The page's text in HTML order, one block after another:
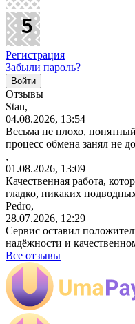
Регистрация
Забыли пароль?
Отзывы
Stan,
04.08.2026, 13:54
Весьма не плохо,
процесс обмена занял не
,
01.08.2026, 13:09
Качественная работа,
гладко, никаких
Pedro,
28.07.2026, 12:29
Сервис оставил
надёжности и
Все отзывы